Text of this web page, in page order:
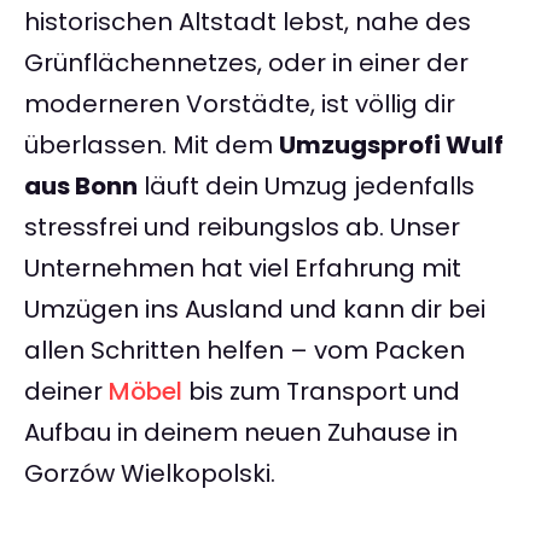
historischen Altstadt lebst, nahe des
Grünflächennetzes, oder in einer der
moderneren Vorstädte, ist völlig dir
überlassen. Mit dem Umzugsprofi Wulf
aus Bonn läuft dein Umzug jedenfalls
stressfrei und reibungslos ab. Unser
Unternehmen hat viel Erfahrung mit
Umzügen ins Ausland und kann dir bei
allen Schritten helfen – vom Packen
deiner Möbel bis zum Transport und
Aufbau in deinem neuen Zuhause in
Gorzów Wielkopolski.